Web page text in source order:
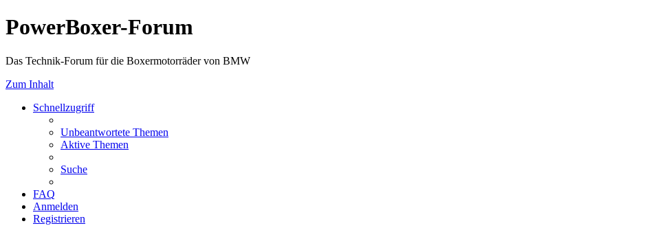
PowerBoxer-Forum
Das Technik-Forum für die Boxermotorräder von BMW
Zum Inhalt
Schnellzugriff
Unbeantwortete Themen
Aktive Themen
Suche
FAQ
Anmelden
Registrieren